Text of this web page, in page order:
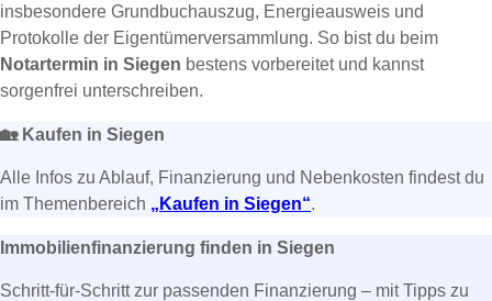
insbesondere Grundbuchauszug, Energieausweis und
Protokolle der Eigentümerversammlung. So bist du beim
Notartermin in Siegen bestens vorbereitet und kannst
sorgenfrei unterschreiben.
🏡 Kaufen in Siegen
Alle Infos zu Ablauf, Finanzierung und Nebenkosten findest du
im Themenbereich „Kaufen in Siegen“.
Immobilienfinanzierung finden in Siegen
Schritt-für-Schritt zur passenden Finanzierung – mit Tipps zu